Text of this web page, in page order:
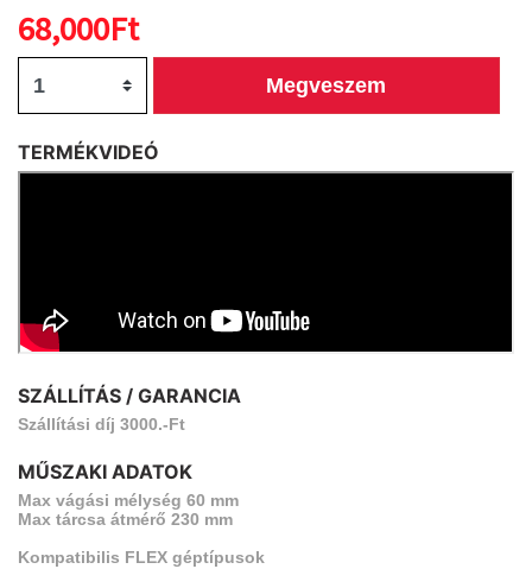
68,000Ft
Megveszem
TERMÉKVIDEÓ
SZÁLLÍTÁS / GARANCIA
Szállítási díj 3000.-Ft
MŰSZAKI ADATOK
Max vágási mélység 60 mm
Max tárcsa átmérő 230 mm
Kompatibilis FLEX géptípusok